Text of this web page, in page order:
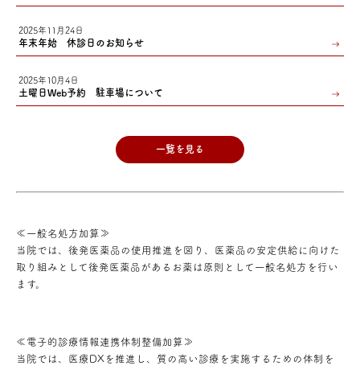
2025年11月24日
年末年始 休診日のお知らせ
2025年10月4日
土曜日Web予約 駐車場について
一覧を見る
≪一般名処方加算≫
当院では、後発医薬品の使用推進を図り、医薬品の安定供給に向けた
取り組みとして後発医薬品があるお薬は原則として一般名処方を行い
ます。
≪電子的診療情報連携体制整備加算≫
当院では、医療DXを推進し、質の高い診療を実施するための体制を